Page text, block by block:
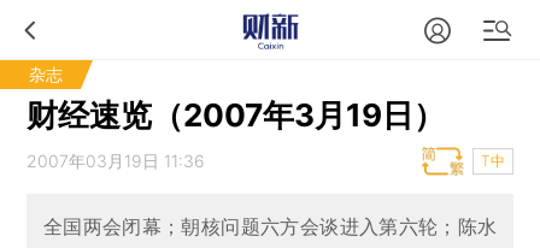
杂志
财经速览（2007年3月19日）
2007年03月19日 11:36 T中
全国两会闭幕；朝核问题六方会谈进入第六轮；陈水